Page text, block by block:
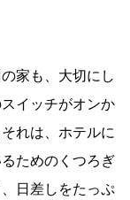
家も、大切にし
イッチがオンか
れは、ホテルに
ためのくつろぎ
日差しをたっぷ